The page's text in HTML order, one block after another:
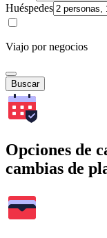
Huéspedes
Viajo por negocios
Buscar
Opciones de
cambias de